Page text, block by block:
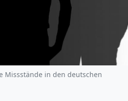
Missstände in den deutschen